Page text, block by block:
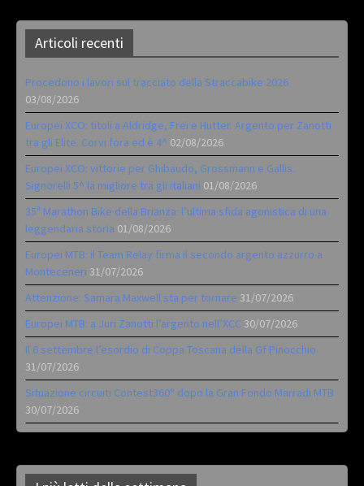
Articoli recenti
Procedono i lavori sul tracciato della Straccabike 2026
03/08/2026
Europei XCO: titoli a Aldridge, Frei e Hutter. Argento per Zanotti
tra gli Elite. Corvi fora ed è 4^ 02/08/2026
Europei XCO: vittorie per Ghibaudo, Grossmann e Gallis.
Signorelli 5^ la migliore tra gli italiani 01/08/2026
35ª Marathon Bike della Brianza: l’ultima sfida agonistica di una
leggendaria storia 01/08/2026
Europei MTB: il Team Relay firma il secondo argento azzurro a
Monteceneri 31/07/2026
Attenzione: Samara Maxwell sta per tornare 31/07/2026
Europei MTB: a Juri Zanotti l’argento nell’XCC 30/07/2026
Il 6 settembre l’esordio di Coppa Toscana della Gf Pinocchio
31/07/2026
Situazione circuiti Contest360° dopo la Gran Fondo Marradi MTB
30/07/2026